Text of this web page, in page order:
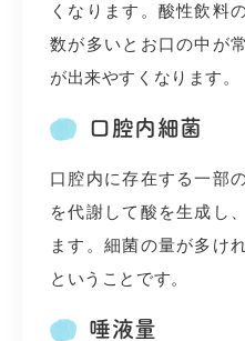
くなります。酸性飲料
数が多いとお口の中が
が出来やすくなります。
口腔内細菌
口腔内に存在する一部
を代謝して酸を生成し
ます。細菌の量が多け
ということです。
唾液量